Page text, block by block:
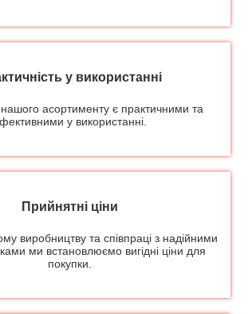
у використанні
нашого асортименту є практичними та
у використанні.
Прийнятні ціни
виробництву та співпраці з надійними
ми встановлюємо вигідні ціни для
покупки.